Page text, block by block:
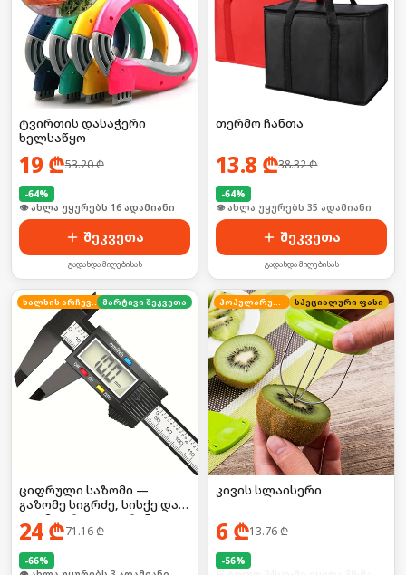
ტვირთის დასაჭერი
ხელსაწყო
19 ₾53.20₾
-64%
🛒 ბოლო 24სთ-ში იყიდა 21-მა
შეკვეთა
გადახდა მიღებისას
თერმო ჩანთა
13.8 ₾38.32₾
-64%
🛒 ბოლო 24სთ-ში იყიდა 53-მა
შეკვეთა
გადახდა მიღებისას
ხალხის არჩევანი მარტივი შეკვეთა
ციფრული საზომი —
გაზომე სიგრძე, სისქე და
დიამეტრი LCD ეკრანით!
24₾71.16₾
-66%
პოპულარული სპეციალური ფასი
კივის სლაისერი
6 ₾13.76₾
-56%